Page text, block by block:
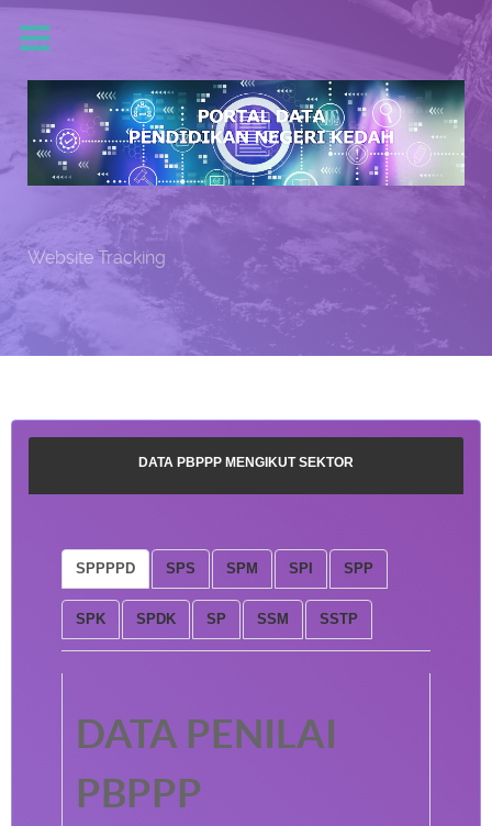
Website Tracking
DATA PBPPP MENGIKUT SEKTOR
SPPPPD SPS SPM SPI SPP
SPK SPDK SP SSM SSTP
DATA PENILAI
PBPPP